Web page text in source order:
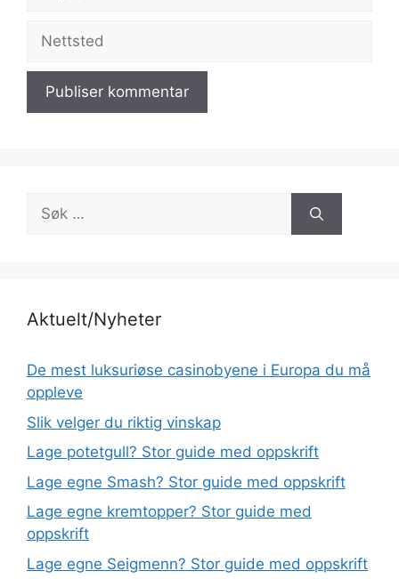
Nettsted
Søk
etter:
Aktuelt/Nyheter
De mest luksuriøse casinobyene i Europa du må
oppleve
Slik velger du riktig vinskap
Lage potetgull? Stor guide med oppskrift
Lage egne Smash? Stor guide med oppskrift
Lage egne kremtopper? Stor guide med
oppskrift
Lage egne Seigmenn? Stor guide med oppskrift